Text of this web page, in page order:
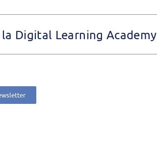
la Digital Learning Academy